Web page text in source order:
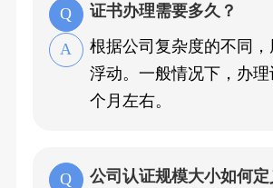
证书办理需要多久？
根据公司复杂度的不同
浮动。一般情况下，办理
个月左右。
公司认证规模大小如何定